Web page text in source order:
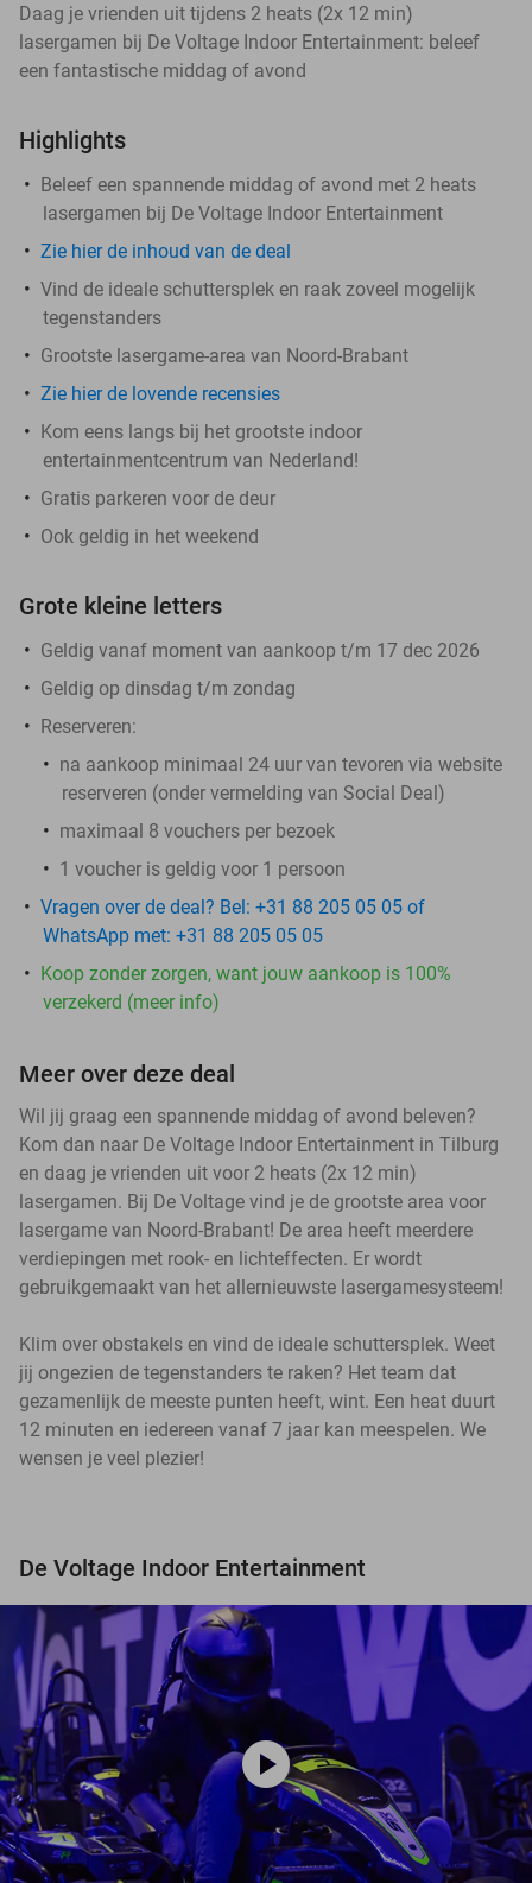
Daag je vrienden uit tijdens 2 heats (2x 12 min)
lasergamen bij De Voltage Indoor Entertainment: beleef
een fantastische middag of avond
Highlights
Beleef een spannende middag of avond met 2 heats
lasergamen bij De Voltage Indoor Entertainment
Zie hier de inhoud van de deal
Vind de ideale schuttersplek en raak zoveel mogelijk
tegenstanders
Grootste lasergame-area van Noord-Brabant
Zie hier de lovende recensies
Kom eens langs bij het grootste indoor
entertainmentcentrum van Nederland!
Gratis parkeren voor de deur
Ook geldig in het weekend
Grote kleine letters
Geldig vanaf moment van aankoop t/m 17 dec 2026
Geldig op dinsdag t/m zondag
Reserveren:
na aankoop minimaal 24 uur van tevoren via website
reserveren (onder vermelding van Social Deal)
maximaal 8 vouchers per bezoek
1 voucher is geldig voor 1 persoon
Vragen over de deal? Bel: +31 88 205 05 05 of
WhatsApp met: +31 88 205 05 05
Koop zonder zorgen, want jouw aankoop is 100%
verzekerd (meer info)
Meer over deze deal
Wil jij graag een spannende middag of avond beleven?
Kom dan naar De Voltage Indoor Entertainment in Tilburg
en daag je vrienden uit voor 2 heats (2x 12 min)
lasergamen. Bij De Voltage vind je de grootste area voor
lasergame van Noord-Brabant! De area heeft meerdere
verdiepingen met rook- en lichteffecten. Er wordt
gebruikgemaakt van het allernieuwste lasergamesysteem!
Klim over obstakels en vind de ideale schuttersplek. Weet
jij ongezien de tegenstanders te raken? Het team dat
gezamenlijk de meeste punten heeft, wint. Een heat duurt
12 minuten en iedereen vanaf 7 jaar kan meespelen. We
wensen je veel plezier!
De Voltage Indoor Entertainment
play_circle